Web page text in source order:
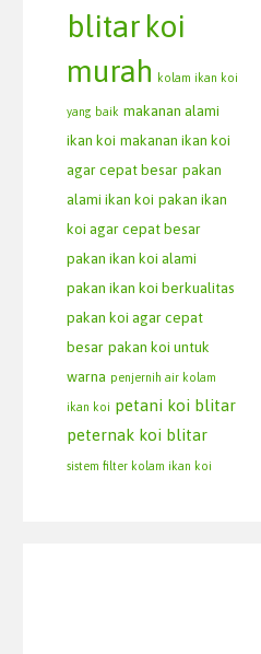
blitar koi
murah
kolam ikan koi
yang baik makanan alami
ikan koi makanan ikan koi
agar cepat besar pakan
alami ikan koi pakan ikan
koi agar cepat besar
pakan ikan koi alami
pakan ikan koi berkualitas
pakan koi agar cepat
besar pakan koi untuk
warna penjernih air kolam
ikan koi petani koi blitar
peternak koi blitar
sistem filter kolam ikan koi